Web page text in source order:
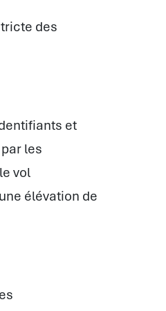
des
et
les
vol
élévation de